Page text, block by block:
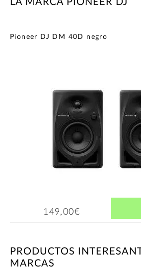
Pioneer DJ DM 40D negro
149,00€
PRODUCTOS
MARCAS